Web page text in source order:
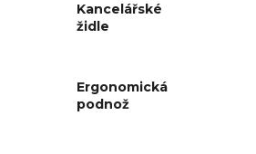
Kancelářské
židle
Ergonomická
podnož